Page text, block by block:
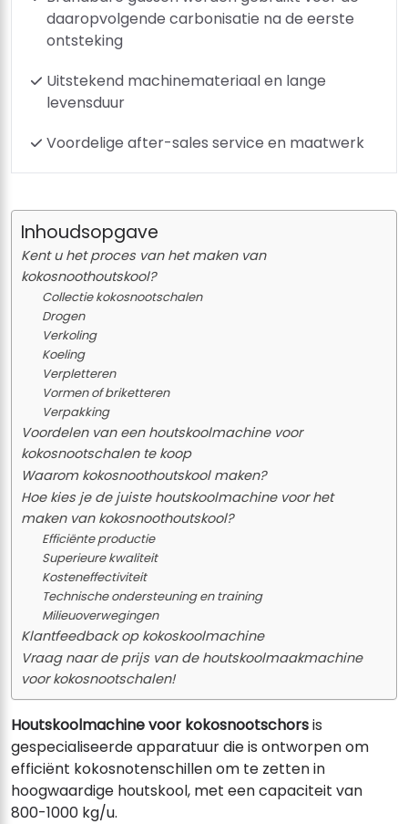
daaropvolgende carbonisatie na de eerste
ontsteking
Uitstekend machinemateriaal en lange
levensduur
Voordelige after-sales service en maatwerk
Inhoudsopgave
Kent u het proces van het maken van
kokosnoothoutskool?
Collectie kokosnootschalen
Drogen
Verkoling
Koeling
Verpletteren
Vormen of briketteren
Verpakking
Voordelen van een houtskoolmachine voor
kokosnootschalen te koop
Waarom kokosnoothoutskool maken?
Hoe kies je de juiste houtskoolmachine voor het
maken van kokosnoothoutskool?
Efficiënte productie
Superieure kwaliteit
Kosteneffectiviteit
Technische ondersteuning en training
Milieuoverwegingen
Klantfeedback op kokoskoolmachine
Vraag naar de prijs van de houtskoolmaakmachine
voor kokosnootschalen!
Houtskoolmachine voor kokosnootschorsis
gespecialiseerde apparatuur die is ontworpen om
efficiënt kokosnotenschillen om te zetten in
hoogwaardige houtskool, met een capaciteit van
800-1000 kg/u.